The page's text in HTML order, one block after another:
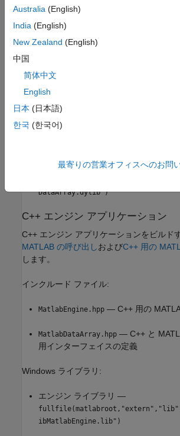
れるユーティリティ
Windows®ライブラリ:
Linux®ライブラリ:
bDataArray.so")
DataArray.dylib")
C++ エンジン アプリケーション
C++ エンジン アプリケーションをビルド
MATLAB の呼び出しおよびC++ 用の
します。
インクルード ファイル:
MatlabEngine.hpp — C++ 用の
MatlabDataArray.hpp — C++ と
用インターフェイスの定義
Windows ライブラリ:
エンジン ライブラリ —
ibMatlabEngine.lib")
Australia (English)
India (English)
New Zealand (English)
中国
简体中文
English
日本 (日本語)
한국 (한국어)
最寄りの営業オフィスへのお問